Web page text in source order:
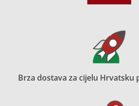
Brza dostava za cijelu Hrvatsku